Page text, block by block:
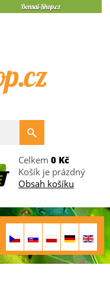
Celkem 0 Kč
Košík je prázdný
Obsah košíku